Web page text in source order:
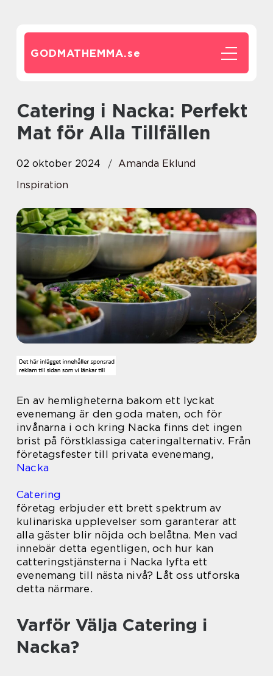
GODMATHEMMA.se
Catering i Nacka: Perfekt
Mat för Alla Tillfällen
02 oktober 2024
Amanda Eklund
Inspiration
En av hemligheterna bakom ett lyckat
evenemang är den goda maten, och för
invånarna i och kring Nacka finns det ingen
brist på förstklassiga cateringalternativ. Från
företagsfester till privata evenemang,
Nacka
Catering
företag erbjuder ett brett spektrum av
kulinariska upplevelser som garanterar att
alla gäster blir nöjda och belåtna. Men vad
innebär detta egentligen, och hur kan
catteringstjänsterna i Nacka lyfta ett
evenemang till nästa nivå? Låt oss utforska
detta närmare.
Varför Välja Catering i
Nacka?